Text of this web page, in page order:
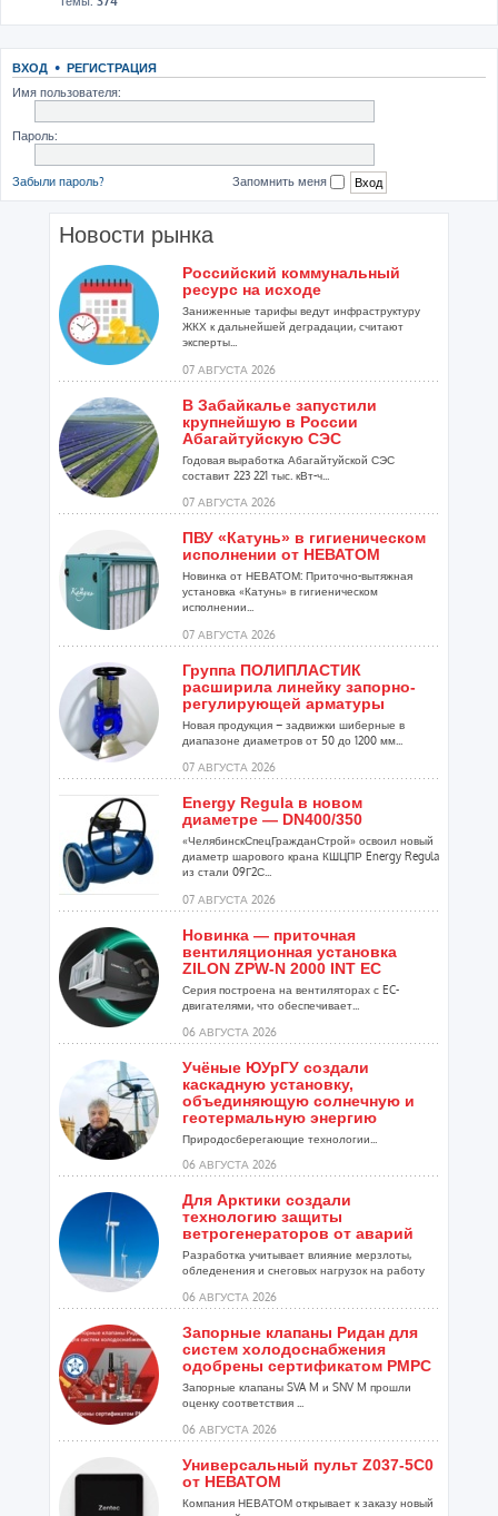
ВХОД • РЕГИСТРАЦИЯ
Имя пользователя:
Пароль:
Забыли пароль? Запомнить меня
Новости рынка
Российский коммунальный
ресурс на исходе
Заниженные тарифы ведут инфраструктуру
ЖКХ к дальнейшей деградации, считают
эксперты...
07 АВГУСТА 2026
В Забайкалье запустили
крупнейшую в России
Абагайтуйскую СЭС
Годовая выработка Абагайтуйской СЭС
составит 223 221 тыс. кВт-ч...
07 АВГУСТА 2026
ПВУ «Катунь» в гигиеническом
исполнении от НЕВАТОМ
Новинка от НЕВАТОМ: Приточно-вытяжная
установка «Катунь» в гигиеническом
исполнении...
07 АВГУСТА 2026
Группа ПОЛИПЛАСТИК
расширила линейку запорно-
регулирующей арматуры
Новая продукция – задвижки шиберные в
диапазоне диаметров от 50 до 1200 мм...
07 АВГУСТА 2026
Energy Regula в новом
диаметре — DN400/350
«ЧелябинскСпецГражданСтрой» освоил новый
диаметр шарового крана КШЦПР Energy Regula
из стали 09Г2С...
07 АВГУСТА 2026
Новинка — приточная
вентиляционная установка
ZILON ZPW-N 2000 INT EC
Серия построена на вентиляторах с EC-
двигателями, что обеспечивает...
06 АВГУСТА 2026
Учёные ЮУрГУ создали
каскадную установку,
объединяющую солнечную и
геотермальную энергию
Природосберегающие технологии...
06 АВГУСТА 2026
Для Арктики создали
технологию защиты
ветрогенераторов от аварий
Разработка учитывает влияние мерзлоты,
обледенения и снеговых нагрузок на работу
06 АВГУСТА 2026
Запорные клапаны Ридан для
систем холодоснабжения
одобрены сертификатом РМРС
Запорные клапаны SVA M и SNV M прошли
оценку соответствия ...
06 АВГУСТА 2026
Универсальный пульт Z037-5C0
от НЕВАТОМ
Компания НЕВАТОМ открывает к заказу новый